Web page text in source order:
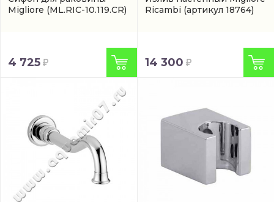
Migliore (ML.RIC-10.119.CR)
4 725
Ricambi (артикул 18764)
14 300